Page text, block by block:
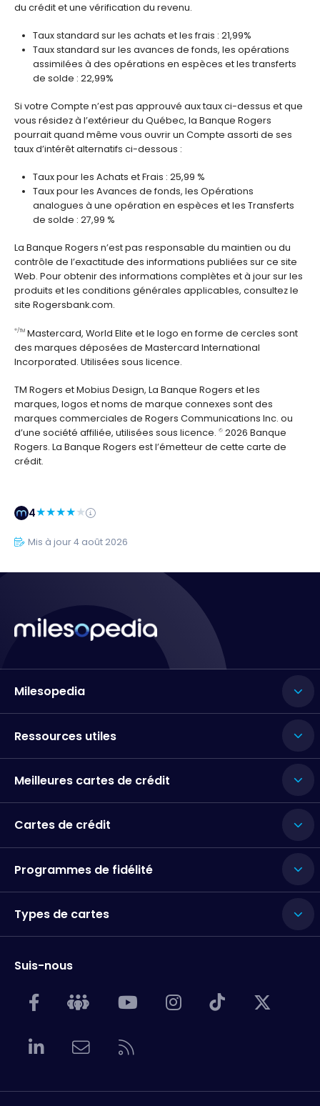
du crédit et une vérification du revenu.
Taux standard sur les achats et les frais : 21,99%
Taux standard sur les avances de fonds, les opérations
assimilées à des opérations en espèces et les transferts
de solde : 22,99%
Si votre Compte n’est pas approuvé aux taux ci-dessus et que
vous résidez à l’extérieur du Québec, la Banque Rogers
pourrait quand même vous ouvrir un Compte assorti de ses
taux d’intérêt alternatifs ci-dessous :
Taux pour les Achats et Frais : 25,99 %
Taux pour les Avances de fonds, les Opérations
analogues à une opération en espèces et les Transferts
de solde : 27,99 %
La Banque Rogers n’est pas responsable du maintien ou du
contrôle de l’exactitude des informations publiées sur ce site
Web. Pour obtenir des informations complètes et à jour sur les
produits et les conditions générales applicables, consultez le
site Rogersbank.com.
®/TM Mastercard, World Elite et le logo en forme de cercles sont
des marques déposées de Mastercard International
Incorporated. Utilisées sous licence.
TM Rogers et Mobius Design, La Banque Rogers et les
marques, logos et noms de marque connexes sont des
marques commerciales de Rogers Communications Inc. ou
d’une société affiliée, utilisées sous licence. © 2026 Banque
Rogers. La Banque Rogers est l’émetteur de cette carte de
crédit.
4
Mis à jour 4 août 2026
Milesopedia
Ressources utiles
Meilleures cartes de crédit
Cartes de crédit
Programmes de fidélité
Types de cartes
Suis-nous